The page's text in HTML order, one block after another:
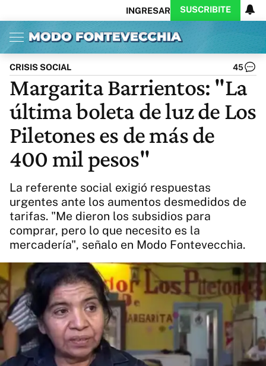
INGRESAR SUSCRIBITE
Inicio Ahora
Opinión
Política
Ciencia
Cultura
Arte
Educación
Internacional
Clima
Deportes
CARAS
Exitoina
Turismo
Videos
Córdoba
Reperfilar
Business
Noticias
Gaming
Diario del Juicio
Actualidad
CRISIS SOCIAL 45
Margarita Barrientos: "La
última boleta de luz de Los
Piletones es de más de
400 mil pesos"
La referente social exigió respuestas
urgentes ante los aumentos desmedidos de
tarifas. "Me dieron los subsidios para
comprar, pero lo que necesito es la
mercadería", señalo en Modo Fontevecchia.